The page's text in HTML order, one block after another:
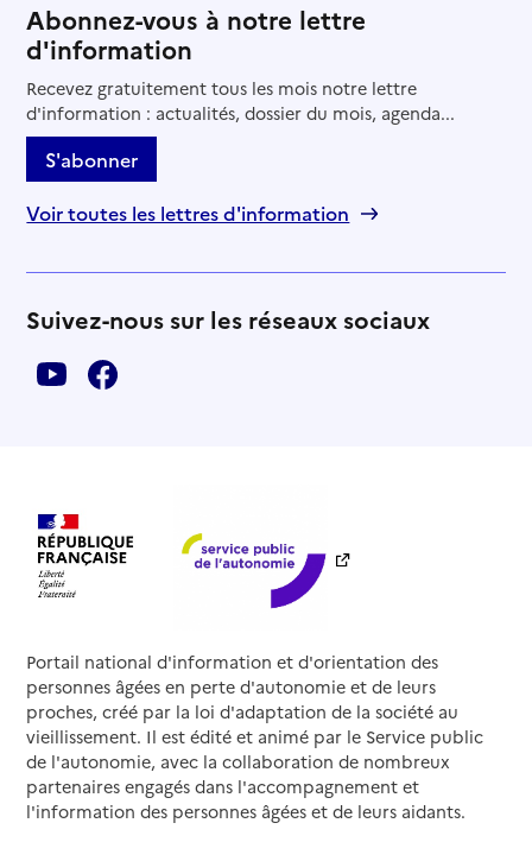
Abonnez-vous à notre lettre
d'information
Recevez gratuitement tous les mois notre lettre
d'information : actualités, dossier du mois, agenda...
S'abonner
Voir toutes les lettres d'information
Suivez-nous sur les réseaux sociaux
Portail national d'information et d'orientation des
personnes âgées en perte d'autonomie et de leurs
proches, créé par la loi d'adaptation de la société au
vieillissement. Il est édité et animé par le Service public
de l'autonomie, avec la collaboration de nombreux
partenaires engagés dans l'accompagnement et
l'information des personnes âgées et de leurs aidants.